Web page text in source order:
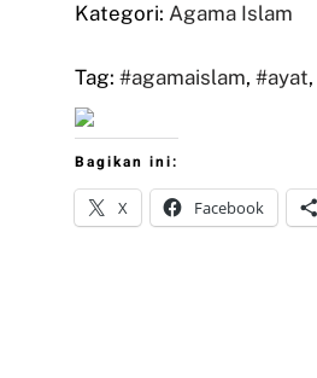
Kategori: Agama Islam
Tag: #agamaislam, #ayat,
Bagikan ini:
X Facebook